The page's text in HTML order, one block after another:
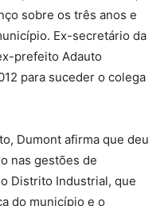
sobre os três anos e
Ex-secretário da
prefeito Adauto
para suceder o colega
Dumont afirma que deu
nas gestões de
Distrito Industrial, que
do município e o